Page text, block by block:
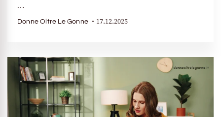
…
Donne Oltre Le Gonne 17.12.2025